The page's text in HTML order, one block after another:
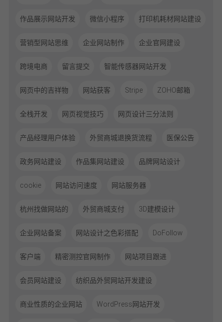
作品展示网站开发 微信小程序 打印机耗材网站建设
营销型网站思维 企业网站制作 企业官网建设
跨境电商 留言提交 智能传感器网站开发
网页中的吉祥物 网站获客 Stripe ZOHO邮箱
全栈开发 网页视觉技巧 网页设计三分法则
产品经理用户体验 外贸商城退换货流程 医保公告
政务网站建设 作品集网站建设 品牌网站设计
cookie 网站访问速度 网站服务器
杭州找做网站的 外贸商城支付 3D建模设计
企业网站备案 网站设计之色彩搭配 DoFollow
客户端 精密测控官网制作 网站项目跟进
会员网站建设 纺织品外贸网站开发建设
商业性质的企业网站 WordPress网站开发